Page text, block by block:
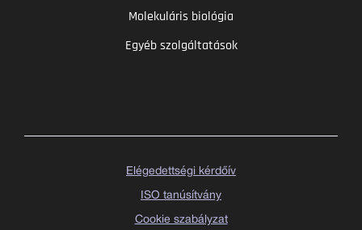
Molekuláris biológia
Egyéb szolgáltatások
Elégedettségi kérdőív
ISO tanúsítvány
Cookie szabályzat